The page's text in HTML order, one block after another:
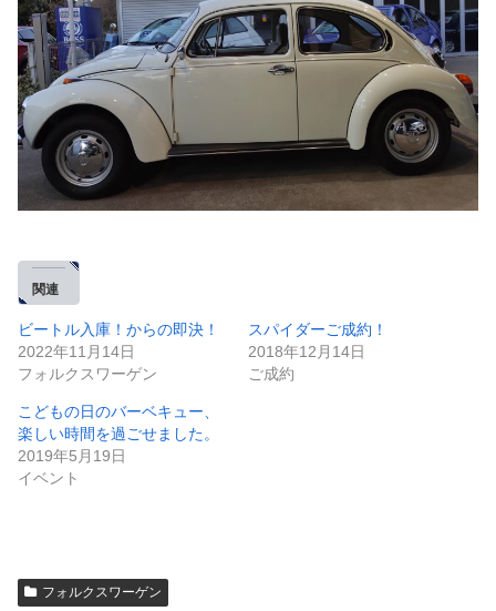
関連
ビートル入庫！からの即決！
2022年11月14日
フォルクスワーゲン
スパイダーご成約！
2018年12月14日
ご成約
こどもの日のバーベキュー、
楽しい時間を過ごせました。
2019年5月19日
イベント
フォルクスワーゲン